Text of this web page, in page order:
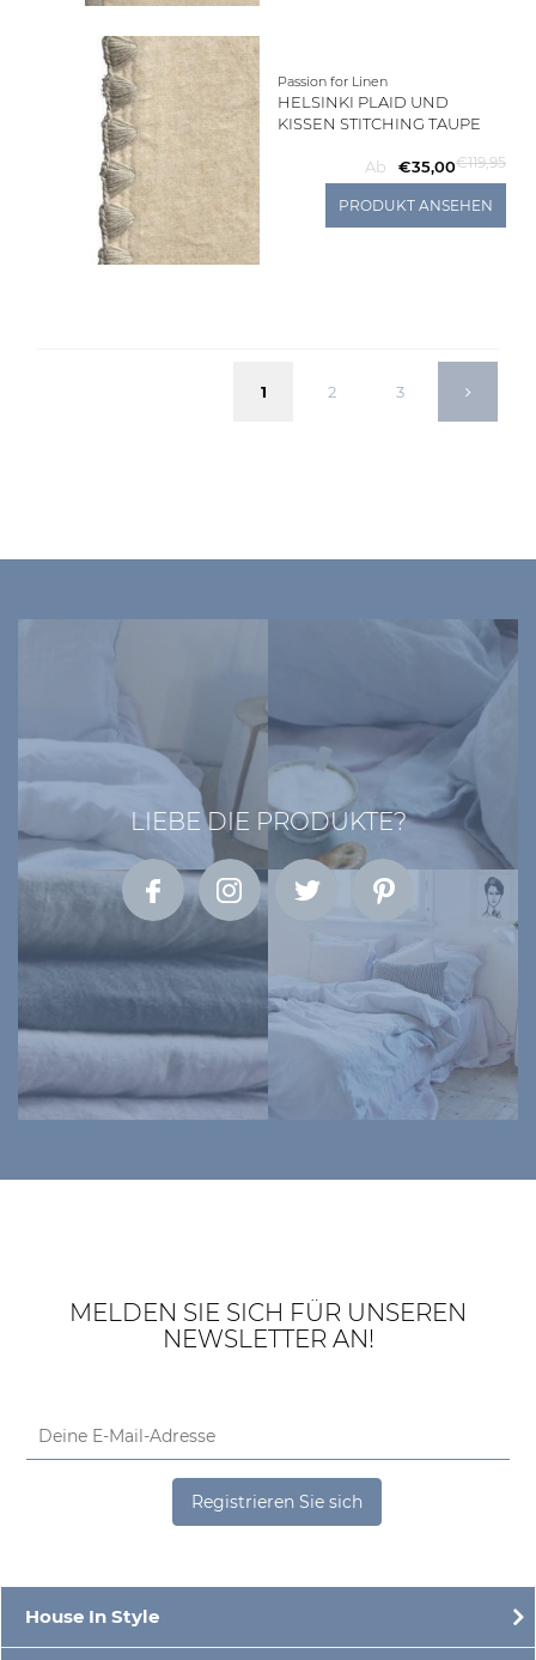
Passion for Linen
HELSINKI PLAID UND
KISSEN STITCHING TAUPE
Ab €35,00€119,95
PRODUKT ANSEHEN
1 2 3
LIEBE DIE PRODUKTE?
MELDEN SIE SICH FÜR UNSEREN
NEWSLETTER AN!
Registrieren Sie sich
House In Style